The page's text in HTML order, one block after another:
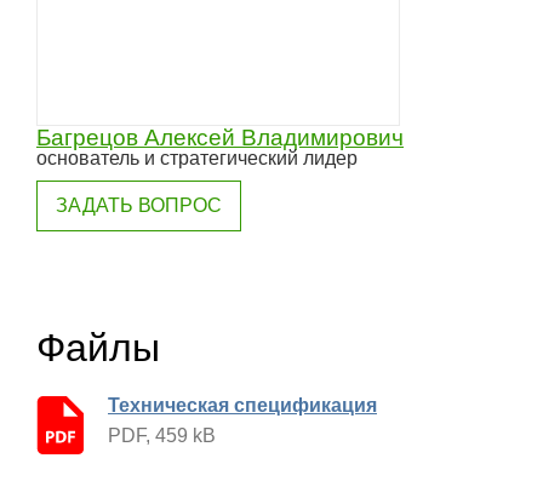
Багрецов Алексей Владимирович
основатель и стратегический лидер
ЗАДАТЬ ВОПРОС
Файлы
Техническая спецификация
PDF, 459 kB